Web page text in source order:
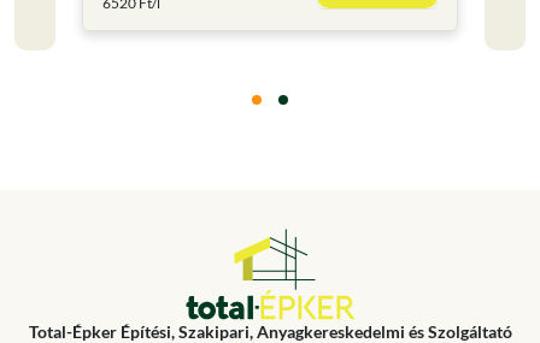
Total-Épker Építési, Szakipari, Anyagkereskedelmi és Szolgáltató